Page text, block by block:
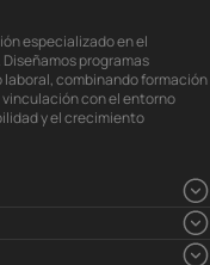
especializado en el
programas
combinando formación
con el entorno
y el crecimiento